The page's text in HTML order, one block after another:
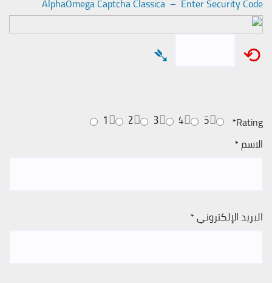
⟲
➴
Rating
*
5
4
3
2
1
الاسم*
البريد الإلكتروني*